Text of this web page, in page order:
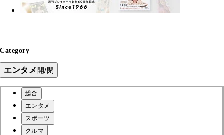
Category
エンタメ 開/閉
総合
エンタメ
スポーツ
クルマ